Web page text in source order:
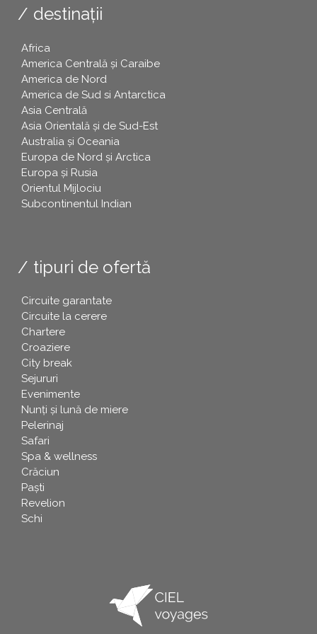
destinații
Africa
America Centrală și Caraibe
America de Nord
America de Sud si Antarctica
Asia Centrală
Asia Orientală și de Sud-Est
Australia și Oceania
Europa de Nord și Arctica
Europa și Rusia
Orientul Mijlociu
Subcontinentul Indian
tipuri de ofertă
Circuite garantate
Circuite la cerere
Chartere
Croaziere
City break
Sejururi
Evenimente
Nunți și lună de miere
Pelerinaj
Safari
Spa & wellness
Crăciun
Paşti
Revelion
Schi